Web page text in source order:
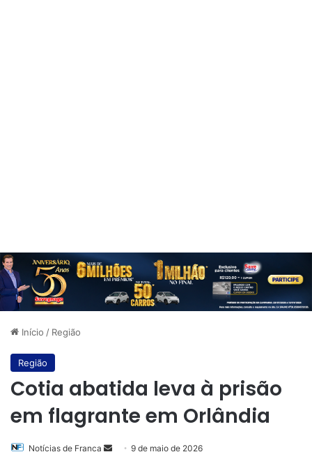
Início / Região
Região
Cotia abatida leva à prisão
em flagrante em Orlândia
Notícias de Franca
Mande9 de maio de 2026